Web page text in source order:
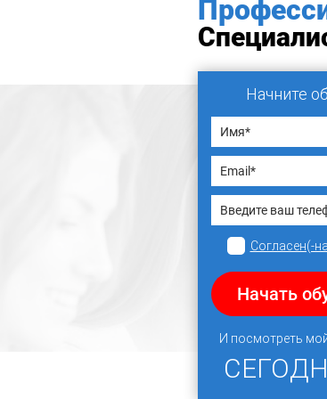
Начните
Согласен(-
Начать
И посмотреть